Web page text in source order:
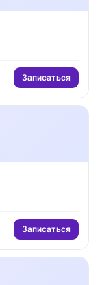
Записаться
Записаться